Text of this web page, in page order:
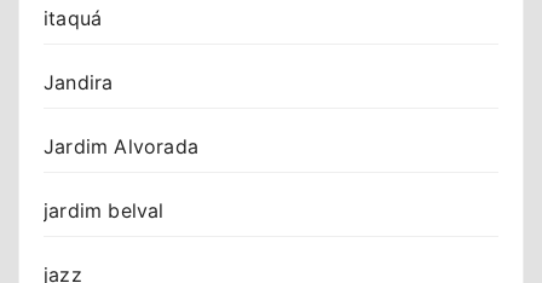
itaquá
Jandira
Jardim Alvorada
jardim belval
jazz